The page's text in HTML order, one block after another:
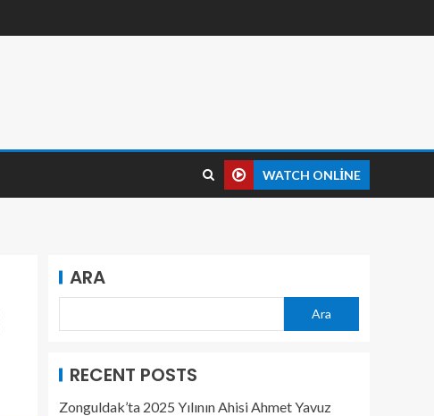
WATCH ONLINE
ARA
Ara
RECENT POSTS
Zonguldak’ta 2025 Yılının Ahisi Ahmet Yavuz